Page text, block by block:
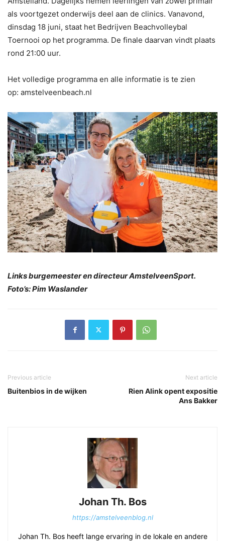
als voortgezet onderwijs deel aan de clinics. Vanavond,
dinsdag 18 juni, staat het Bedrijven Beachvolleybal
Toernooi op het programma. De finale daarvan vindt plaats
rond 21:00 uur.
Het volledige programma en alle informatie is te zien
op: amstelveenbeach.nl
Links burgemeester en directeur AmstelveenSport.
Foto’s: Pim Waslander
Previous article
Buitenbios in de wijken
Next article
Rien Alink opent expositie
Ans Bakker
Johan Th. Bos
https://amstelveenblog.nl
Johan Th. Bos heeft lange ervaring in de lokale en andere